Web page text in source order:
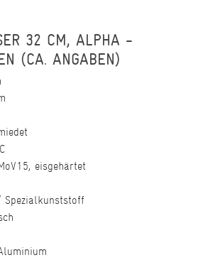
32 CM, ALPHA -
(CA. ANGABEN)
eisgehärtet
Spezialkunststoff